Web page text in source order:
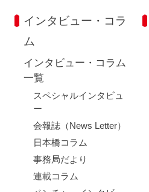
インタビュー・コラ
ム
インタビュー・コラム
一覧
スペシャルインタビュ
ー
会報誌（News Letter）
日本橋コラム
事務局だより
連載コラム